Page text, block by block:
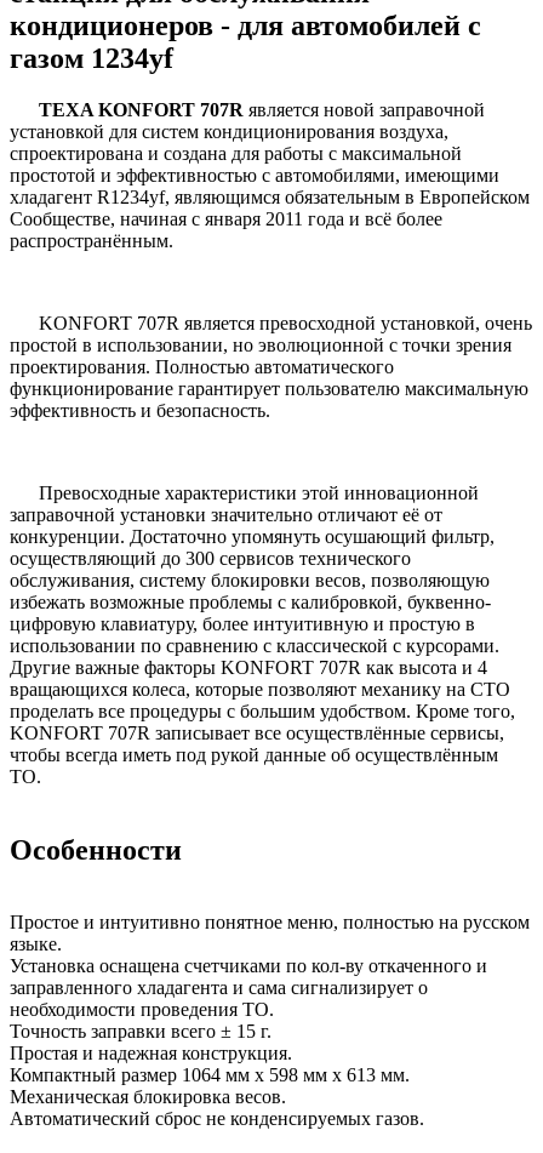
кондиционеров - для автомобилей с
газом 1234yf
TEXA KONFORT 707R является новой заправочной
установкой для систем кондиционирования воздуха,
спроектирована и создана для работы с максимальной
простотой и эффективностью с автомобилями, имеющими
хладагент R1234yf, являющимся обязательным в Европейском
Сообществе, начиная с января 2011 года и всё более
распространённым.
KONFORT 707R является превосходной установкой, очень
простой в использовании, но эволюционной с точки зрения
проектирования. Полностью автоматического
функционирование гарантирует пользователю максимальную
эффективность и безопасность.
Превосходные характеристики этой инновационной
заправочной установки значительно отличают её от
конкуренции. Достаточно упомянуть осушающий фильтр,
осуществляющий до 300 сервисов технического
обслуживания, систему блокировки весов, позволяющую
избежать возможные проблемы с калибровкой, буквенно-
цифровую клавиатуру, более интуитивную и простую в
использовании по сравнению с классической с курсорами.
Другие важные факторы KONFORT 707R как высота и 4
вращающихся колеса, которые позволяют механику на СТО
проделать все процедуры с большим удобством. Кроме того,
KONFORT 707R записывает все осуществлённые сервисы,
чтобы всегда иметь под рукой данные об осуществлённым
ТО.
Особенности
Простое и интуитивно понятное меню, полностью на русском
языке.
Установка оснащена счетчиками по кол-ву откаченного и
заправленного хладагента и сама сигнализирует о
необходимости проведения ТО.
Точность заправки всего ± 15 г.
Простая и надежная конструкция.
Компактный размер 1064 мм х 598 мм х 613 мм.
Механическая блокировка весов.
Автоматический сброс не конденсируемых газов.